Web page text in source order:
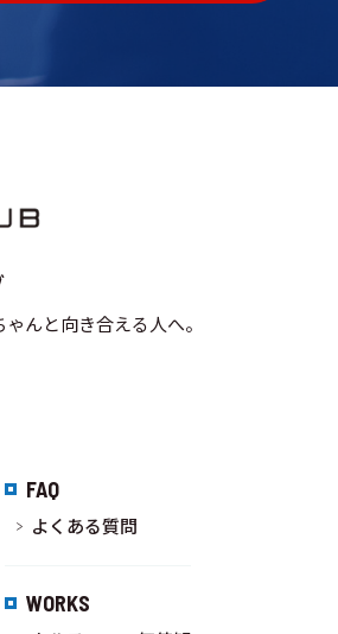
んと向き合える人へ。
FAQ
よくある質問
WORKS